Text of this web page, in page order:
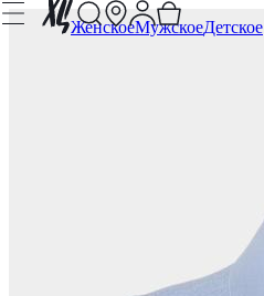
ЖенскоеМужскоеДетское